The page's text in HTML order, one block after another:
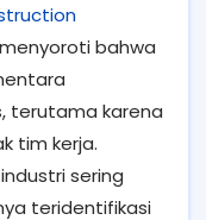
menyoroti bahwa
terutama karena
tim kerja.
sering
teridentifikasi